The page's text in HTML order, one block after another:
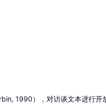
1990），对访谈文本进行开